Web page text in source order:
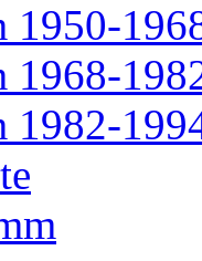
1950-
1968-
1982-